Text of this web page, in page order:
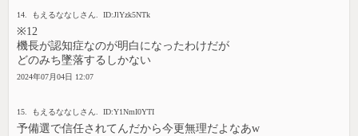
14. もえるななしさん. ID:JlYzk5NTk
※12
機長が認知症なのが明白になったわけだが
どのみち墜落するしかない
2024年07月04日 12:07
15. もえるななしさん. ID:Y1NmI0YTI
予備選で信任されてんだから今更無理だよなあw